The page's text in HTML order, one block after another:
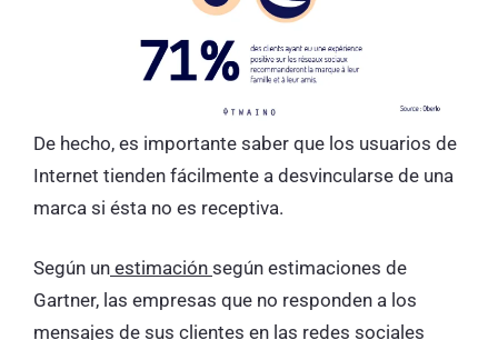
De hecho, es importante saber que los usuarios de
Internet tienden fácilmente a desvincularse de una
marca si ésta no es receptiva.
Según un estimación según estimaciones de
Gartner, las empresas que no responden a los
mensajes de sus clientes en las redes sociales